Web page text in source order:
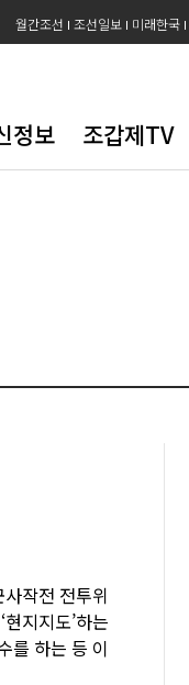
월간조선 조선일보 미래한국
정보 조갑제TV
작전 전투위
지지도’하는
를 하는 등 이